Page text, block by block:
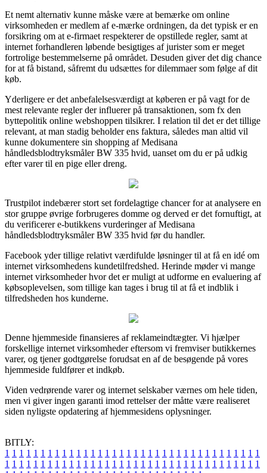
Et nemt alternativ kunne måske være at bemærke om online
virksomheden er medlem af e-mærke ordningen, da det typisk er en
forsikring om at e-firmaet respekterer de opstillede regler, samt at
internet forhandleren løbende besigtiges af jurister som er meget
fortrolige bestemmelserne på området. Desuden giver det dig chance
for at få bistand, såfremt du udsættes for dilemmaer som følge af dit
køb.
Yderligere er det anbefalelsesværdigt at køberen er på vagt for de
mest relevante regler der influerer på transaktionen, som fx den
byttepolitik online webshoppen tilsikrer. I relation til det er det tillige
relevant, at man stadig beholder ens faktura, således man altid vil
kunne dokumentere sin shopping af Medisana
håndledsblodtryksmåler BW 335 hvid, uanset om du er på udkig
efter varer til en pige eller dreng.
Trustpilot indebærer stort set fordelagtige chancer for at analysere en
stor gruppe øvrige forbrugeres domme og derved er det fornuftigt, at
du verificerer e-butikkens vurderinger af Medisana
håndledsblodtryksmåler BW 335 hvid før du handler.
Facebook yder tillige relativt værdifulde løsninger til at få en idé om
internet virksomhedens kundetilfredshed. Herinde møder vi mange
internet virksomheder hvor det er muligt at udforme en evaluering af
købsoplevelsen, som tillige kan tages i brug til at få et indblik i
tilfredsheden hos kunderne.
Denne hjemmeside finansieres af reklameindtægter. Vi hjælper
forskellige internet virksomheder eftersom vi fremviser butikkernes
varer, og tjener godtgørelse forudsat en af de besøgende på vores
hjemmeside fuldfører et indkøb.
Viden vedrørende varer og internet selskaber værnes om hele tiden,
men vi giver ingen garanti imod rettelser der måtte være realiseret
siden nyligste opdatering af hjemmesidens oplysninger.
BITLY:
1 1 1 1 1 1 1 1 1 1 1 1 1 1 1 1 1 1 1 1 1 1 1 1 1 1 1 1 1 1 1 1 1 1 1 1
1 1 1 1 1 1 1 1 1 1 1 1 1 1 1 1 1 1 1 1 1 1 1 1 1 1 1 1 1 1 1 1 1 1 1 1